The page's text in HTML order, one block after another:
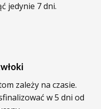
jedynie 7 dni.
zależy na czasie.
w 5 dni od